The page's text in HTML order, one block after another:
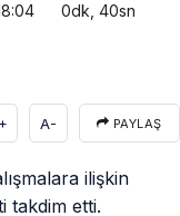
0dk, 40sn
A- PAYLAŞ
ilişkin
takdim etti.